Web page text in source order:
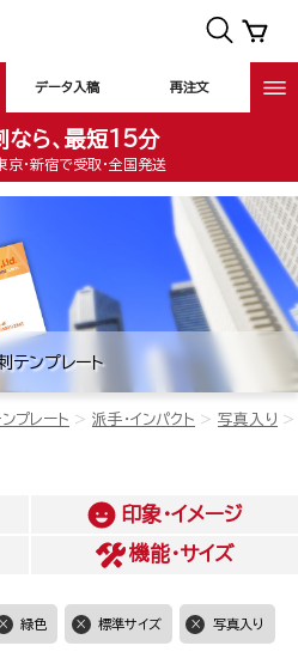
データ入稿 再注文
なら、最短15分
・新宿で受取・全国発送
テンプレート
プレート 派手・インパクト
写真入り
印象・イメージ
機能・サイズ
緑色 標準サイズ 写真入り